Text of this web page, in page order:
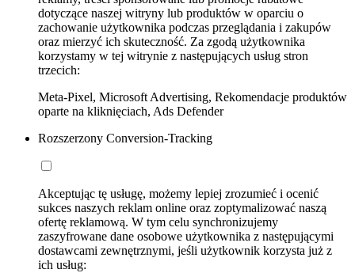
dotyczące naszej witryny lub produktów w oparciu o
zachowanie użytkownika podczas przeglądania i zakupów
oraz mierzyć ich skuteczność. Za zgodą użytkownika
korzystamy w tej witrynie z następujących usług stron
trzecich:
Meta-Pixel, Microsoft Advertising, Rekomendacje produktów
oparte na kliknięciach, Ads Defender
Rozszerzony Conversion-Tracking
Akceptując tę usługę, możemy lepiej zrozumieć i ocenić
sukces naszych reklam online oraz zoptymalizować naszą
ofertę reklamową. W tym celu synchronizujemy
zaszyfrowane dane osobowe użytkownika z następującymi
dostawcami zewnętrznymi, jeśli użytkownik korzysta już z
ich usług: